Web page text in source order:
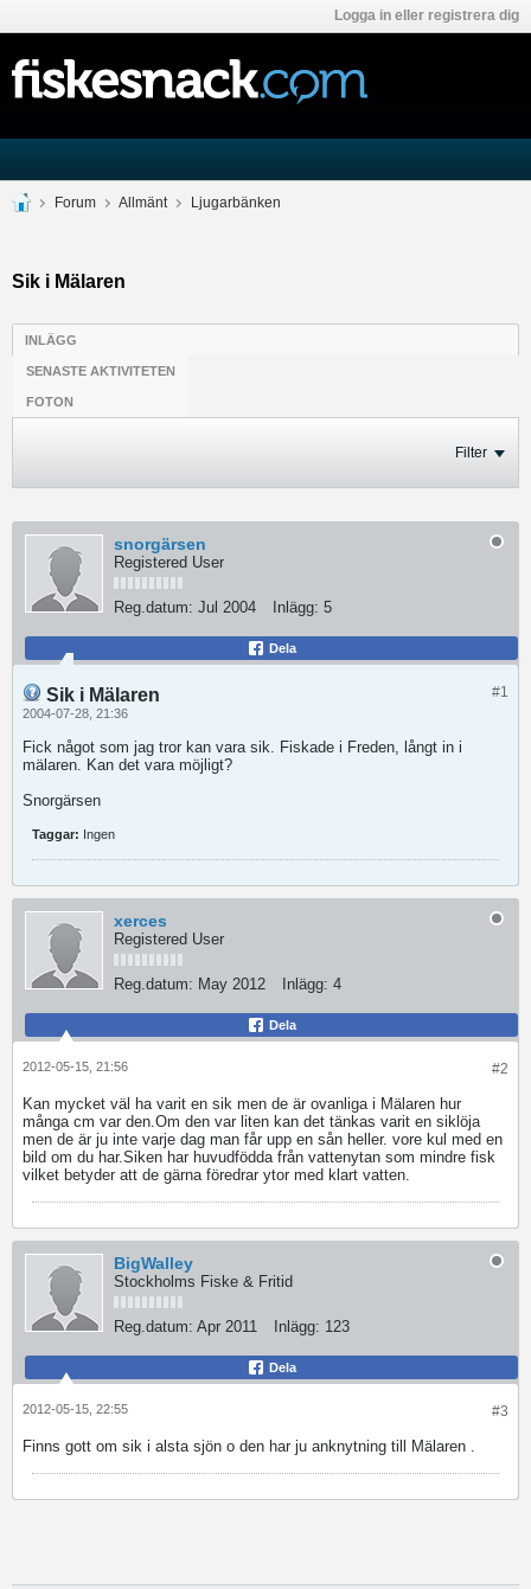
Logga in eller registrera dig
Forum Allmänt Ljugarbänken
Sik i Mälaren
INLÄGG
SENASTE AKTIVITETEN
FOTON
Filter
snorgärsen
Registered User
Reg.datum: Jul 2004 Inlägg: 5
Dela
#1
Sik i Mälaren
2004-07-28, 21:36
Fick något som jag tror kan vara sik. Fiskade i Freden, långt in i
mälaren. Kan det vara möjligt?
Snorgärsen
Taggar: Ingen
xerces
Registered User
Reg.datum: May 2012 Inlägg: 4
Dela
#2
2012-05-15, 21:56
Kan mycket väl ha varit en sik men de är ovanliga i Mälaren hur
många cm var den.Om den var liten kan det tänkas varit en siklöja
men de är ju inte varje dag man får upp en sån heller. vore kul med en
bild om du har.Siken har huvudfödda från vattenytan som mindre fisk
vilket betyder att de gärna föredrar ytor med klart vatten.
BigWalley
Stockholms Fiske & Fritid
Reg.datum: Apr 2011 Inlägg: 123
Dela
#3
2012-05-15, 22:55
Finns gott om sik i alsta sjön o den har ju anknytning till Mälaren .